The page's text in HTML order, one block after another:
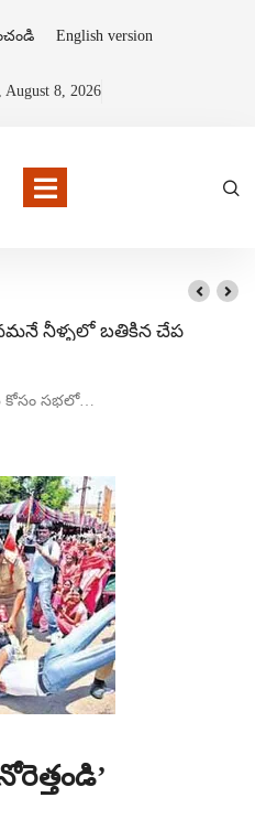
English version
August 8, 2026
నీళ్ళలో బతికిన చేప
కోసం సభలో…